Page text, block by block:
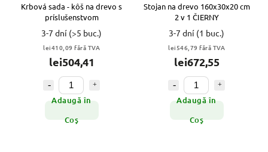
Krbová sada - kôš na drevo s
príslušenstvom
3-7 dní (>5 buc.)
lei410,09 fără TVA
lei504,41
Adaugă în
Coş
Stojan na drevo 160x30x20 cm
2 v 1 ČIERNY
3-7 dní (1 buc.)
lei546,79 fără TVA
lei672,55
Adaugă în
Coş